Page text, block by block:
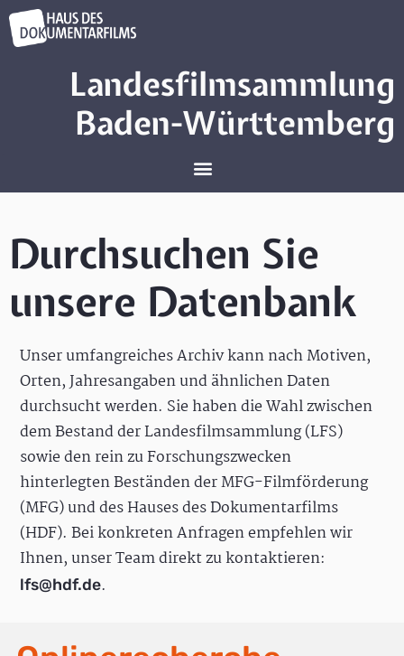
Landesfilmsammlung
Baden-Württemberg
Durchsuchen Sie
unsere Datenbank
Unser umfangreiches Archiv kann nach Motiven,
Orten, Jahresangaben und ähnlichen Daten
durchsucht werden. Sie haben die Wahl zwischen
dem Bestand der Landesfilmsammlung (LFS)
sowie den rein zu Forschungszwecken
hinterlegten Beständen der MFG-Filmförderung
(MFG) und des Hauses des Dokumentarfilms
(HDF). Bei konkreten Anfragen empfehlen wir
Ihnen, unser Team direkt zu kontaktieren:
lfs@hdf.de.